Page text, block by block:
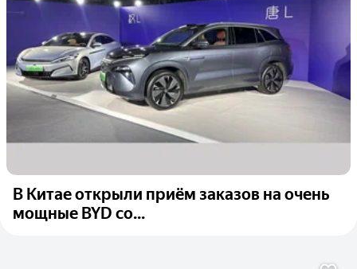
В Китае открыли приём заказов на очень
мощные BYD со...